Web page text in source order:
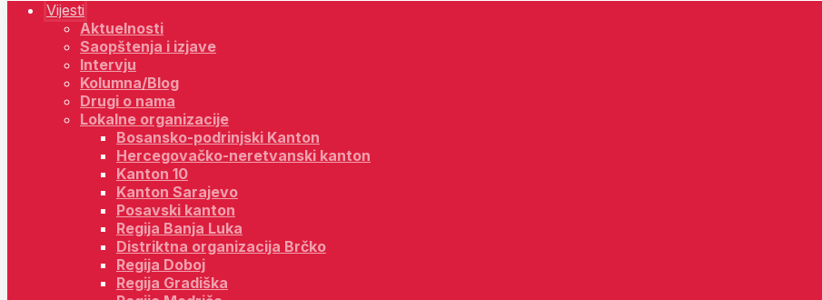
Vijesti
Aktuelnosti
Saopštenja i izjave
Intervju
Kolumna/Blog
Drugi o nama
Lokalne organizacije
Bosansko-podrinjski Kanton
Hercegovačko-neretvanski kanton
Kanton 10
Kanton Sarajevo
Posavski kanton
Regija Banja Luka
Distriktna organizacija Brčko
Regija Doboj
Regija Gradiška